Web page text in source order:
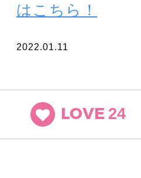
はこちら！
2022.01.11
LOVE 24